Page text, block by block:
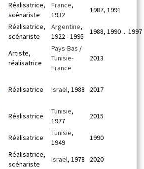
Réalisatrice,
scénariste
France,
1932
1987, 1991
Réalisatrice,
scénariste
Argentine,
1922 - 1995
1988, 1990 ... 1997
Artiste,
réalisatrice
Pays-Bas /
Tunisie-
France
2013
Réalisatrice Israël, 1988 2017
Réalisatrice
Tunisie,
1977
2015
Réalisatrice
Tunisie,
1949
1990
Réalisatrice,
scénariste
Israël, 1978
2020